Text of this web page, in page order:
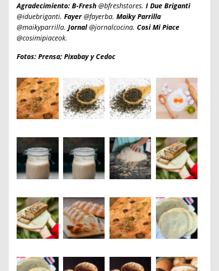
Agradecimiento: B-Fresh @bfreshstores.I Due Briganti
@iduebriganti.Fayer@fayerba.Maiky Parrilla
@maikyparrilla.Jornal@jornalcocina.Cosi Mi Piace
@cosimipiaceok.
Fotos: Prensa; Pixabay y Cedoc